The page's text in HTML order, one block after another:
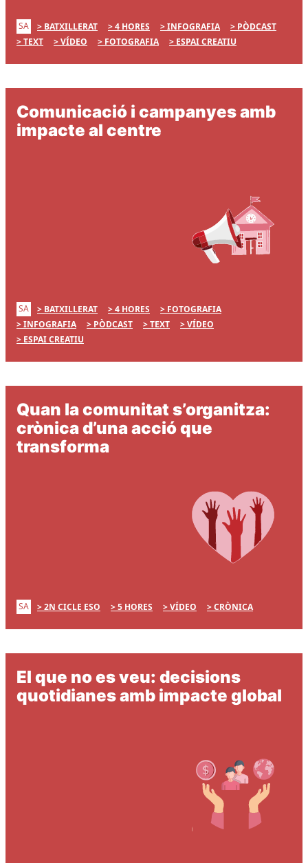
SA BATXILLERAT 4 HORES INFOGRAFIA
PÒDCAST
TEXT
VÍDEO FOTOGRAFIA ESPAI CREATIU
Comunicació i campanyes amb
impacte al centre
SA BATXILLERAT 4 HORES
FOTOGRAFIA
INFOGRAFIA
PÒDCAST TEXT
VÍDEO
ESPAI CREATIU
Quan la comunitat s’organitza:
crònica d’una acció que
transforma
SA 2N CICLE ESO 5 HORES VÍDEO CRÒNICA
El que no es veu: decisions
quotidianes amb impacte global